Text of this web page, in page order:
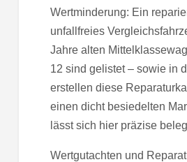
Wertminderung: Ein
unfallfreies
Jahre alten
12 sind gelistet – sowie in
erstellen diese
einen dicht besiedelten
lässt sich hier präzise
Wertgutachten und